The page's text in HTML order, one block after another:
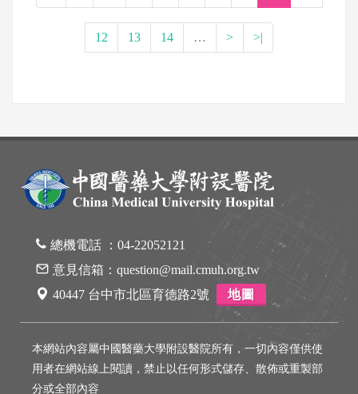
12 13 14 … > >|
總機電話 ： 04-22052121
意見信箱： question@mail.cmuh.org.tw
40447 台中市北區育德路2號
地圖
本網站內容屬中國醫藥大學附設醫院所有，一切內容僅供使
用者在網站線上閱讀，禁止以任何形式儲存、散佈或重製部
分或全部內容